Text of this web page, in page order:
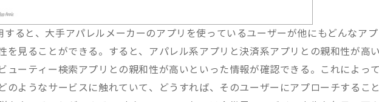
すると、大手アパレルメーカーのアプリを使っているユーザーが他にもどんなア
を見ることができる。すると、アパレル系アプリと決済系アプリとの親和性が高
ューティー検索アプリとの親和性が高いといった情報が確認できる。これによっ
のようなサービスに触れていて、どうすれば、そのユーザーにアプローチするこ